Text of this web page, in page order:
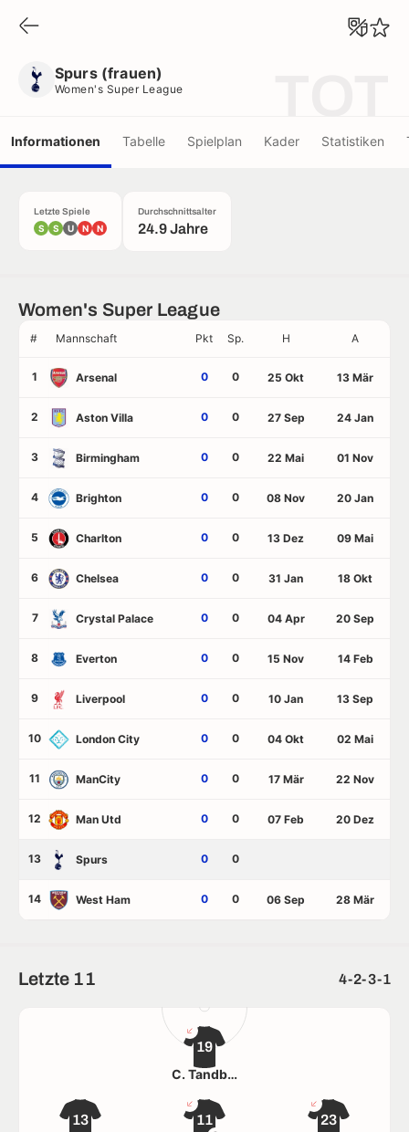
Spurs (frauen)
Women's Super League
Informationen Tabelle Spielplan Kader Statistiken
Letzte Spiele
S S U N N
Durchschnittsalter
24.9 Jahre
Women's Super League
# Mannschaft Pkt Sp. H A
1 Arsenal 0 0 25 Okt 13 Mär
2 Aston Villa 0 0 27 Sep 24 Jan
3 Birmingham 0 0 22 Mai 01 Nov
4 Brighton 0 0 08 Nov 20 Jan
5 Charlton 0 0 13 Dez 09 Mai
6 Chelsea 0 0 31 Jan 18 Okt
7 Crystal Palace 0 0 04 Apr 20 Sep
8 Everton 0 0 15 Nov 14 Feb
9 Liverpool 0 0 10 Jan 13 Sep
10 London City 0 0 04 Okt 02 Mai
11 ManCity 0 0 17 Mär 22 Nov
12 Man Utd 0 0 07 Feb 20 Dez
13 Spurs 0 0
14 West Ham 0 0 06 Sep 28 Mär
Letzte 11 4-2-3-1
13
11
23
19
C. Tandberg